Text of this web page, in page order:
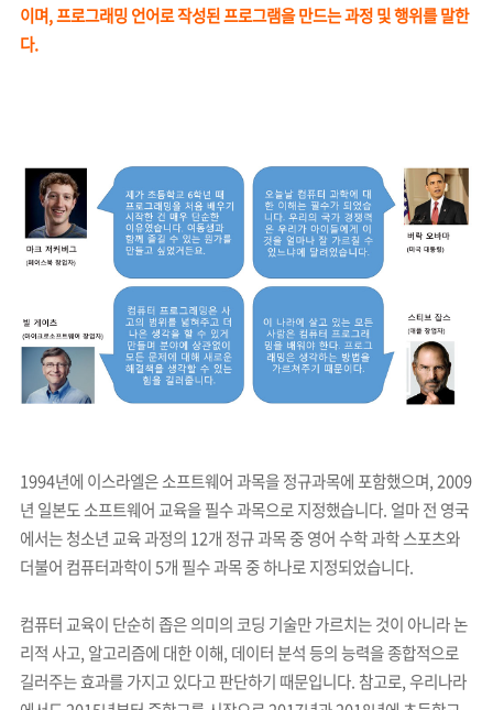
이며, 프로그래밍 언어로 작성된 프로그램을 만드는 과정 및 행위를 말한
다.
1994년에 이스라엘은 소프트웨어 과목을 정규과목에 포함했으며, 2009
년 일본도 소프트웨어 교육을 필수 과목으로 지정했습니다. 얼마 전 영국
에서는 청소년 교육 과정의 12개 정규 과목 중 영어 수학 과학 스포츠와
더불어 컴퓨터과학이 5개 필수 과목 중 하나로 지정되었습니다.
컴퓨터 교육이 단순히 좁은 의미의 코딩 기술만 가르치는 것이 아니라 논
리적 사고, 알고리즘에 대한 이해, 데이터 분석 등의 능력을 종합적으로
길러주는 효과를 가지고 있다고 판단하기 때문입니다. 참고로, 우리나라